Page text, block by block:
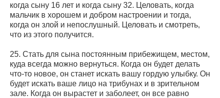
когда сыну 16 лет и когда сыну 32. Целовать, когда
мальчик в хорошем и добром настроении и тогда,
когда он злой и непослушный. Целовать и смотреть,
что из этого получится.
25. Стать для сына постоянным прибежищем, местом,
куда всегда можно вернуться. Когда он будет делать
что-то новое, он станет искать вашу гордую улыбку. Он
будет искать ваше лицо на трибунах и в зрительном
зале. Когда он вырастет и заболеет, он все равно